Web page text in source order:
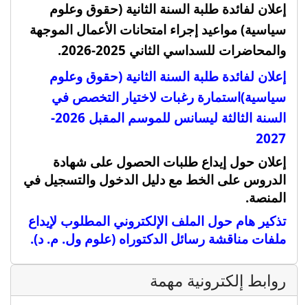
إعلان لفائدة طلبة السنة الثانية (حقوق وعلوم
سياسية) مواعيد إجراء امتحانات الأعمال الموجهة
والمحاضرات للسداسي الثاني 2025-2026.
إعلان لفائدة طلبة السنة الثانية (حقوق وعلوم
سياسية)استمارة رغبات لاختيار التخصص في
السنة الثالثة ليسانس للموسم المقبل 2026-
2027
إعلان حول إيداع طلبات الحصول على شهادة
الدروس على الخط مع دليل الدخول والتسجيل في
المنصة.
تذكير هام حول الملف الإلكتروني المطلوب لإيداع
ملفات مناقشة رسائل الدكتوراه (علوم ول. م. د).
روابط إلكترونية مهمة